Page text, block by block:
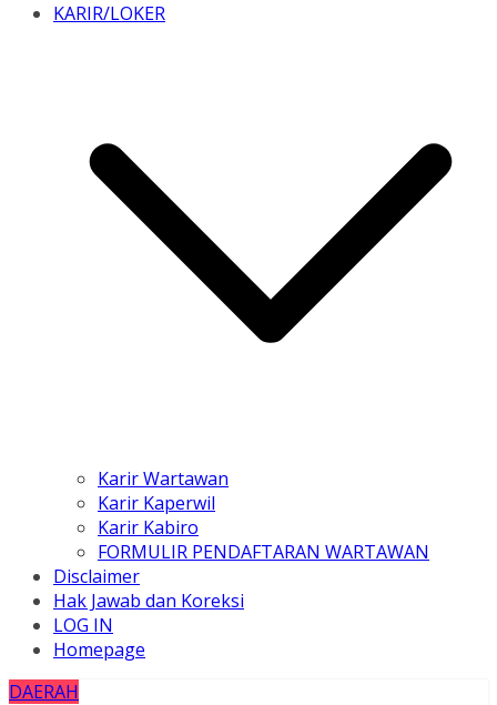
KARIR/LOKER
Karir Wartawan
Karir Kaperwil
Karir Kabiro
FORMULIR PENDAFTARAN WARTAWAN
Disclaimer
Hak Jawab dan Koreksi
LOG IN
Homepage
DAERAH